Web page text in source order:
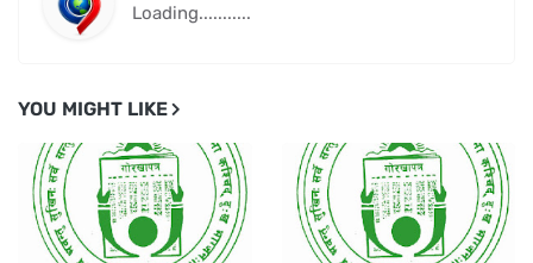
Loading...........
YOU MIGHT LIKE